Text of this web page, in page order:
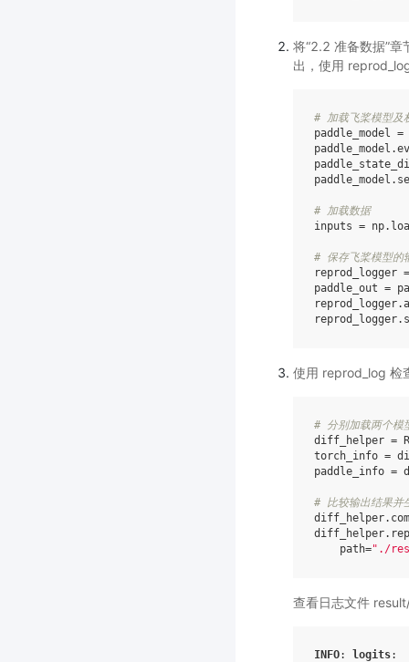
将“2.2 准备数据”
出，使用
# 加载飞桨模型及
paddle_model
=
paddle_model .
paddle_model .
# 加载数据
inputs = np.
# 保存飞桨模型的
reprod_logger =
paddle_out =
reprod_logger.
reprod_logger.
使用 reprod_log 检
# 分别加载两个模
diff_helper =
torch_info =
paddle_info =
# 比较输出结果并
diff_helper.
diff_helper.
path="./
查看日志文件
INFO: logits: